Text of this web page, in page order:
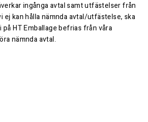
ingånga avtal samt utfästelser från
ej kan hålla nämnda avtal/utfästelse, ska
HT Emballage befrias från våra
nämnda avtal.